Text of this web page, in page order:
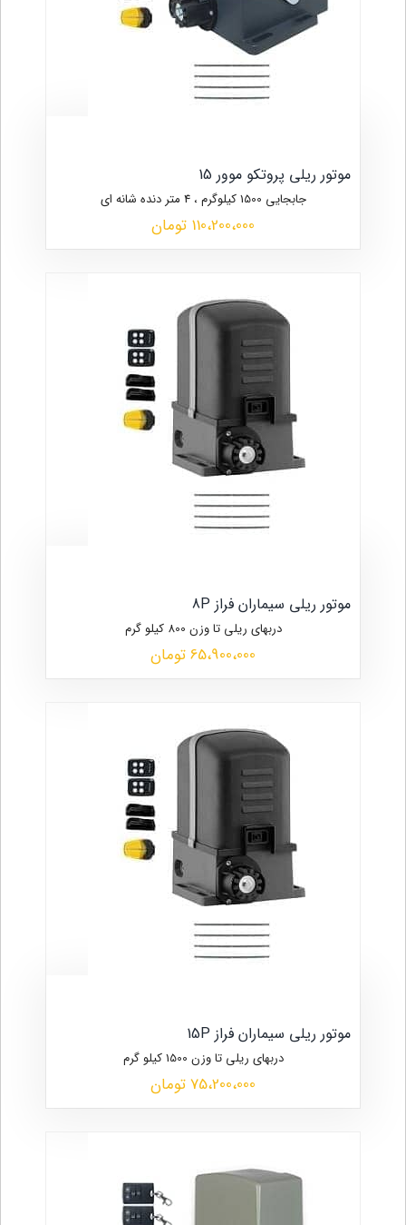
موتور ریلی پروتکو موور 15
جابجایی 1500 کیلوگرم ، 4 متر دنده شانه ای
110،200،000 تومان
موتور ریلی سیماران فراز 8P
دربهای ریلی تا وزن 800 کیلو گرم
65،900،000 تومان
موتور ریلی سیماران فراز 15P
دربهای ریلی تا وزن 1500 کیلو گرم
75،200،000 تومان